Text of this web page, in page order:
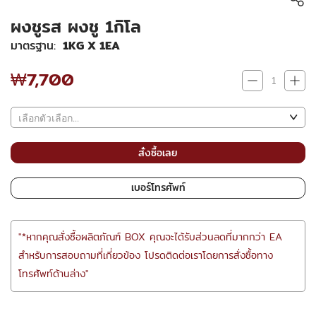
ผงชูรส ผงชู 1กิโล
มาตรฐาน 1KG X 1EA
₩7,700
₩7,700
สั่งซื้อเลย
เบอร์โทรศัพท์
"*หากคุณสั่งซื้อผลิตภัณฑ์ BOX คุณจะได้รับส่วนลดที่มากกว่า EA
สำหรับการสอบถามที่เกี่ยวข้อง โปรดติดต่อเราโดยการสั่งซื้อทาง
โทรศัพท์ด้านล่าง"